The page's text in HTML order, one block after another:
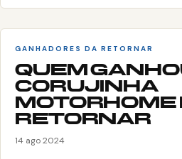
GANHADORES DA RETORNAR
QUEM
CORUJINHA
MOTORHOME
RETORNAR
14 ago 2024